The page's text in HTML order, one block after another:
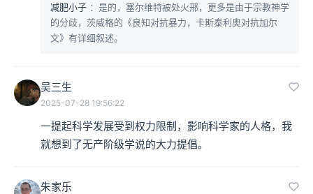
减肥小子 ：是的，塞尔维特被处火邢，更多是由于宗教神学
的分歧，茨威格的《良知对抗暴力，卡斯泰利奥对抗加尔
文》有详细叙述。
吴三生
2025-07-28 19:56:22
一提起科学发展受到权力限制，影响科学家的人格，我
就想到了无产阶级学说的大力提倡。
朱家乐